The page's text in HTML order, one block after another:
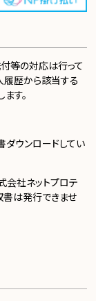
付等の対応は行って
履歴から該当する
す。
ウンロードしてい
社ネットプロテ
書は発行できませ